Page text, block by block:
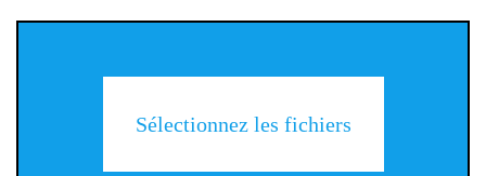
Sélectionnez les fichiers